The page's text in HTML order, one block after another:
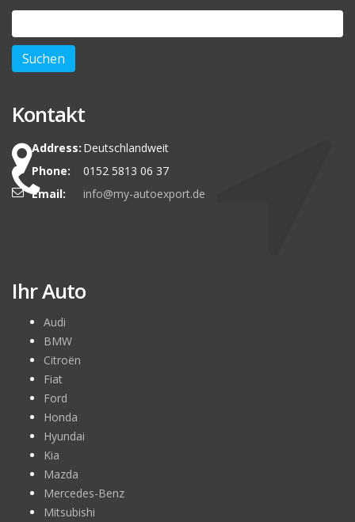
Suchen
nach:
Kontakt
Address: Deutschlandweit
Phone:
0152 5813 06 37
Email:
info@my-autoexport.de
Ihr Auto
Audi
BMW
Citroën
Fiat
Ford
Honda
Hyundai
Kia
Mazda
Mercedes-Benz
Mitsubishi